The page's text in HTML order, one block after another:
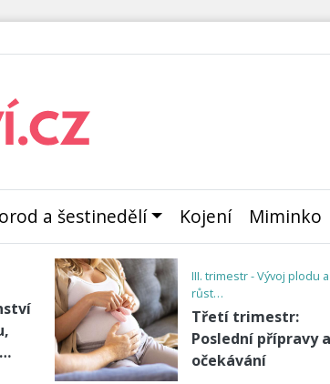
a šestinedělí Kojení Miminko
gestó…
Zažíváte opožděnou
menstruaci a nejste
těhotná? Možná
byste…